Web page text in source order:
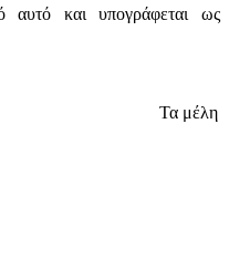
αυτό και υπογράφεται ως
Τα μέλη